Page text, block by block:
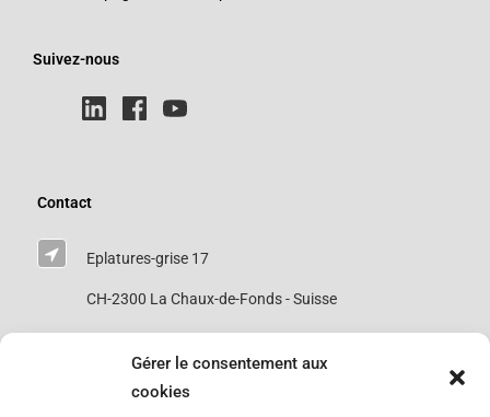
Gérer le consentement aux
cookies
Suivez-nous
Contact
Eplatures-grise 17
CH-2300 La Chaux-de-Fonds - Suisse
0041 76 693 8063